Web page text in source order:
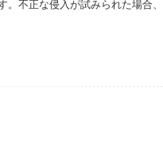
。不正な侵入が試みられた場合